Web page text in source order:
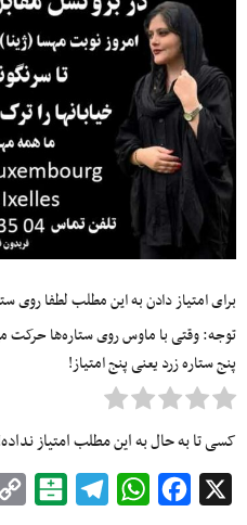
برای امتیاز دادن به این مطلب لطفا روی
توجه: وقتی با ماوس روی ستاره‌ها حرکت
پنج ستاره زرد یعنی پنج امتیاز!
کسی تا به حال به این مطلب امتیاز
Facebook
WhatsApp
Telegram